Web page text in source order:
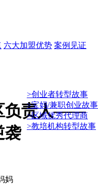
六大加盟优势 案例见证
>创业者转型故事
>宝妈/兼职创业故事
>区域优秀代理商
>教培机构转型故事
负责人——
袭
妈